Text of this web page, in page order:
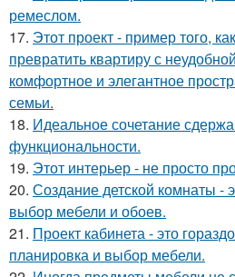
ремеслом.
17. Этот проект - пример того,
превратить квартиру с
комфортное и элегантное
семьи.
18. Идеальное сочетание
функциональности.
19. Этот интерьер - не просто
20. Создание детской комнаты -
выбор мебели и обоев.
21. Проект кабинета - это
планировка и выбор мебели.